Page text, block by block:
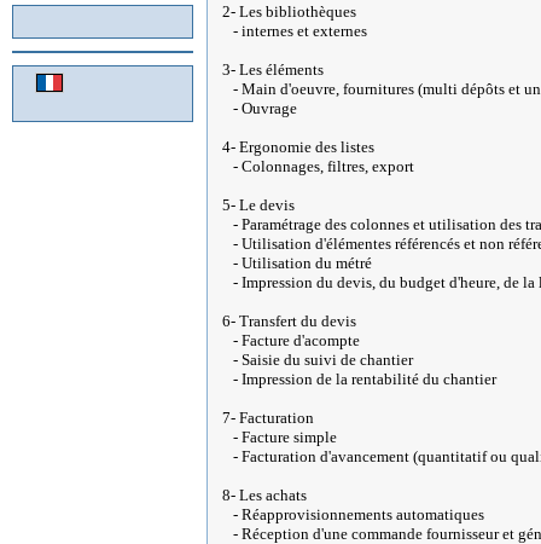
2- Les bibliothèques
- internes et externes
3- Les éléments
- Main d'oeuvre, fournitures (multi dépôts et
- Ouvrage
4- Ergonomie des listes
- Colonnages, filtres, export
5- Le devis
- Paramétrage des colonnes et utilisation des
- Utilisation d'élémentes référencés et non
- Utilisation du métré
- Impression du devis, du budget d'heure, de
6- Transfert du devis
- Facture d'acompte
- Saisie du suivi de chantier
- Impression de la rentabilité du chantier
7- Facturation
- Facture simple
- Facturation d'avancement (quantitatif ou
8- Les achats
- Réapprovisionnements automatiques
- Réception d'une commande fournisseur et